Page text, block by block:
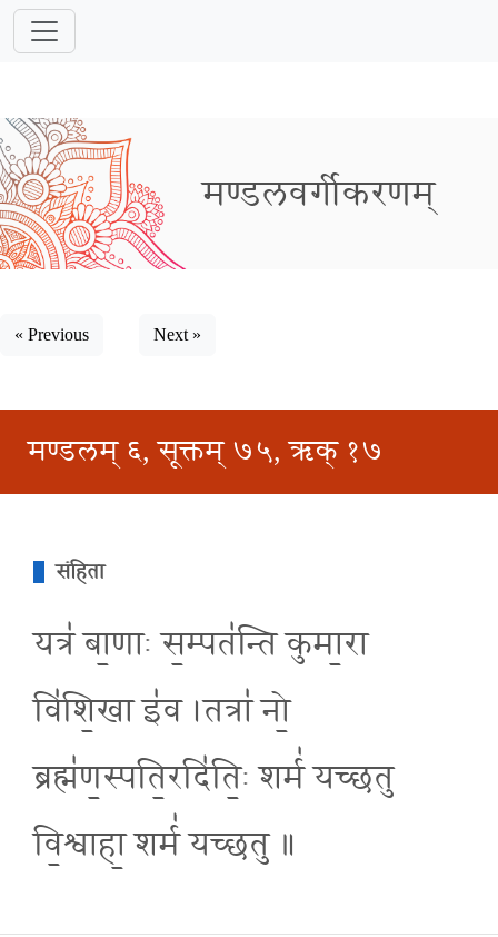
मण्डलवर्गीकरणम्
« Previous Next »
मण्डलम् ६, सूक्तम् ७५, ऋक् १७
संहिता
यत्र॑ बा॒णाः स॒म्पत॑न्ति कुमा॒रा
वि॑शि॒खा इ॑व ।तत्रा॑ नो॒
ब्रह्म॑ण॒स्पति॒रदि॑ति॒ः शर्म॑ यच्छतु
वि॒श्वाहा॒ शर्म॑ यच्छतु ॥